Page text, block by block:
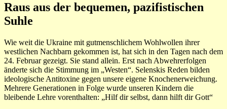
Raus aus der bequemen, pazifistischen
Suhle
Wie weit die Ukraine mit gutmenschlichem Wohlwollen ihrer
westlichen Nachbarn gekommen ist, hat sich in den Tagen nach dem
24. Februar gezeigt. Sie stand allein. Erst nach Abwehrerfolgen
änderte sich die Stimmung im „Westen“. Selenskis Reden bilden
ideologische Antitoxine gegen unsere eigene Knochenerweichung.
Mehrere Generationen in Folge wurde unseren Kindern die
bleibende Lehre vorenthalten: „Hilf dir selbst, dann hilft dir Gott“